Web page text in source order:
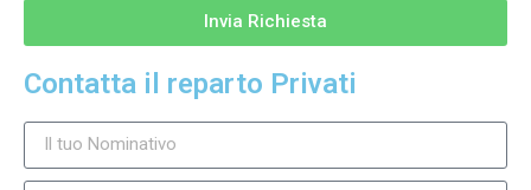
Invia Richiesta
Contatta il reparto Privati